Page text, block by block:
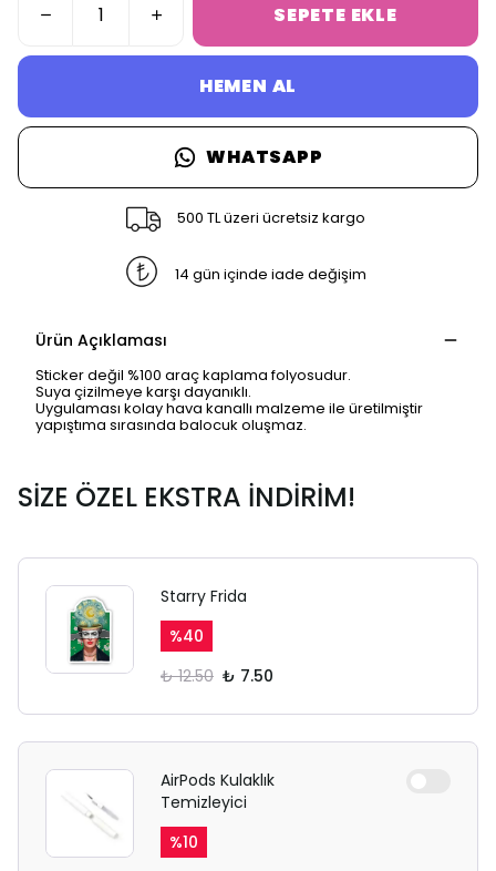
SEPETE EKLE
HEMEN AL
WHATSAPP
500 TL üzeri ücretsiz kargo
14 gün içinde iade değişim
Ürün Açıklaması
Sticker değil %100 araç kaplama folyosudur.
Suya çizilmeye karşı dayanıklı.
Uygulaması kolay hava kanallı malzeme ile üretilmiştir
yapıştıma sırasında balocuk oluşmaz.
SİZE ÖZEL EKSTRA İNDİRİM!
Starry Frida
%40
₺ 12.50 ₺ 7.50
AirPods Kulaklık
Temizleyici
%10